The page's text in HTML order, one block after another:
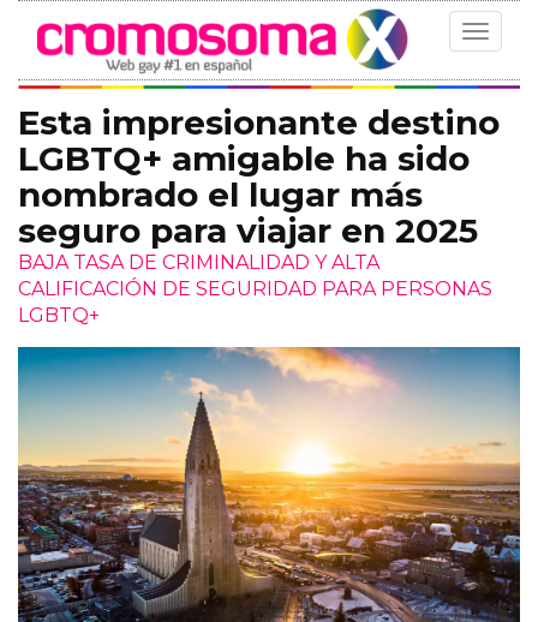
Toggle
Esta impresionante destino
LGBTQ+ amigable ha sido
nombrado el lugar más
seguro para viajar en 2025
BAJA TASA DE CRIMINALIDAD Y ALTA
CALIFICACIÓN DE SEGURIDAD PARA PERSONAS
LGBTQ+